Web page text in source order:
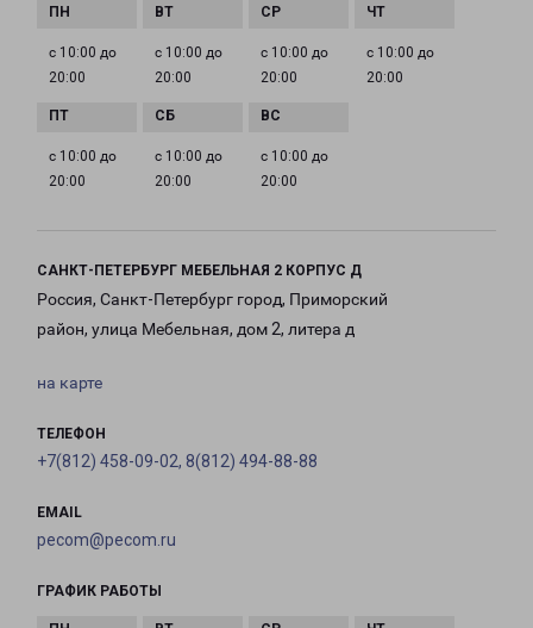
с 10:00 до
20:00
с 10:00 до
20:00
с 10:00 до
20:00
с 10:00 до
20:00
с 10:00 до
20:00
с 10:00 до
20:00
с 10:00 до
20:00
САНКТ-ПЕТЕРБУРГ МЕБЕЛЬНАЯ 2 КОРПУС Д
Россия, Санкт-Петербург город, Приморский
район, улица Мебельная, дом 2, литера д
на карте
ТЕЛЕФОН
+7(812) 458-09-02, 8(812) 494-88-88
EMAIL
pecom@pecom.ru
ГРАФИК РАБОТЫ